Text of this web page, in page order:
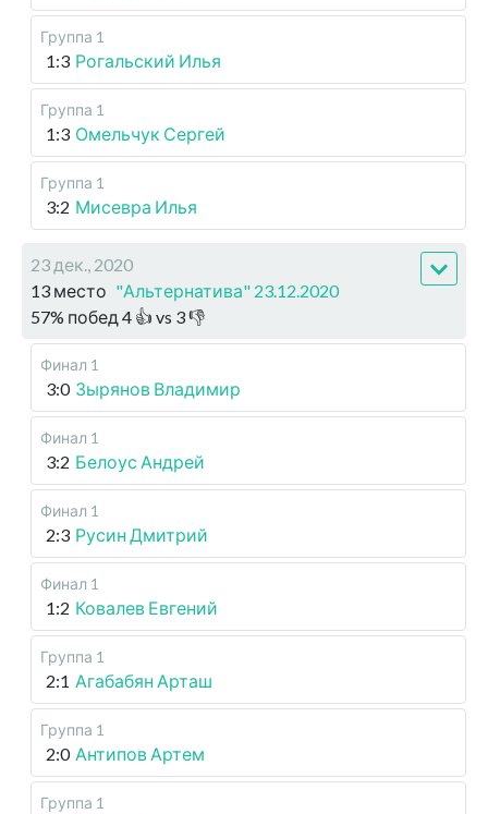
Группа 1
1:3 Рогальский Илья
Группа 1
1:3 Омельчук Сергей
Группа 1
3:2 Мисевра Илья
23 дек., 2020
13 место "Альтернатива" 23.12.2020
57% побед 4 👍 vs 3👎
Финал 1
3:0 Зырянов Владимир
Финал 1
3:2 Белоус Андрей
Финал 1
2:3 Русин Дмитрий
Финал 1
1:2 Ковалев Евгений
Группа 1
2:1 Агабабян Арташ
Группа 1
2:0 Антипов Артем
Группа 1